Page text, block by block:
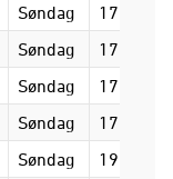
Søndag
17.00
Søndag
17.00
Søndag
17.00
Søndag
17.00
Søndag
19.15